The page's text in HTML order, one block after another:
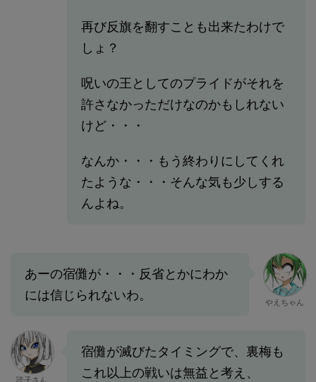
再び反旗を翻すことも出来たわけで
しょ？
呪いの王としてのプライドがそれを
許さなかっただけなのかもしれない
けど・・・
なんか・・・もう終わりにしてくれ
たような・・・そんな気も少しする
んよね。
あーの宿儺が・・・反省とかにわか
には信じられないわ。
やえちゃん
宿儺が滅びたタイミングで、裏梅も
これ以上の戦いは無益と考え、